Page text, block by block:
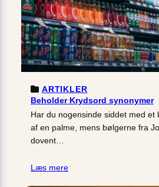
ARTIKLER
Beholder Krydsord synonymer
Har du nogensinde siddet med et
af en palme, mens bølgerne fra
dovent…
Læs mere